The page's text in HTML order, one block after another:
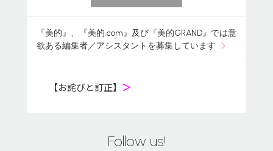
『美的』、『美的.com』及び『美的GRAND』では意
欲ある編集者／アシスタントを募集しています
【お詫びと訂正】 ＞
Follow us!